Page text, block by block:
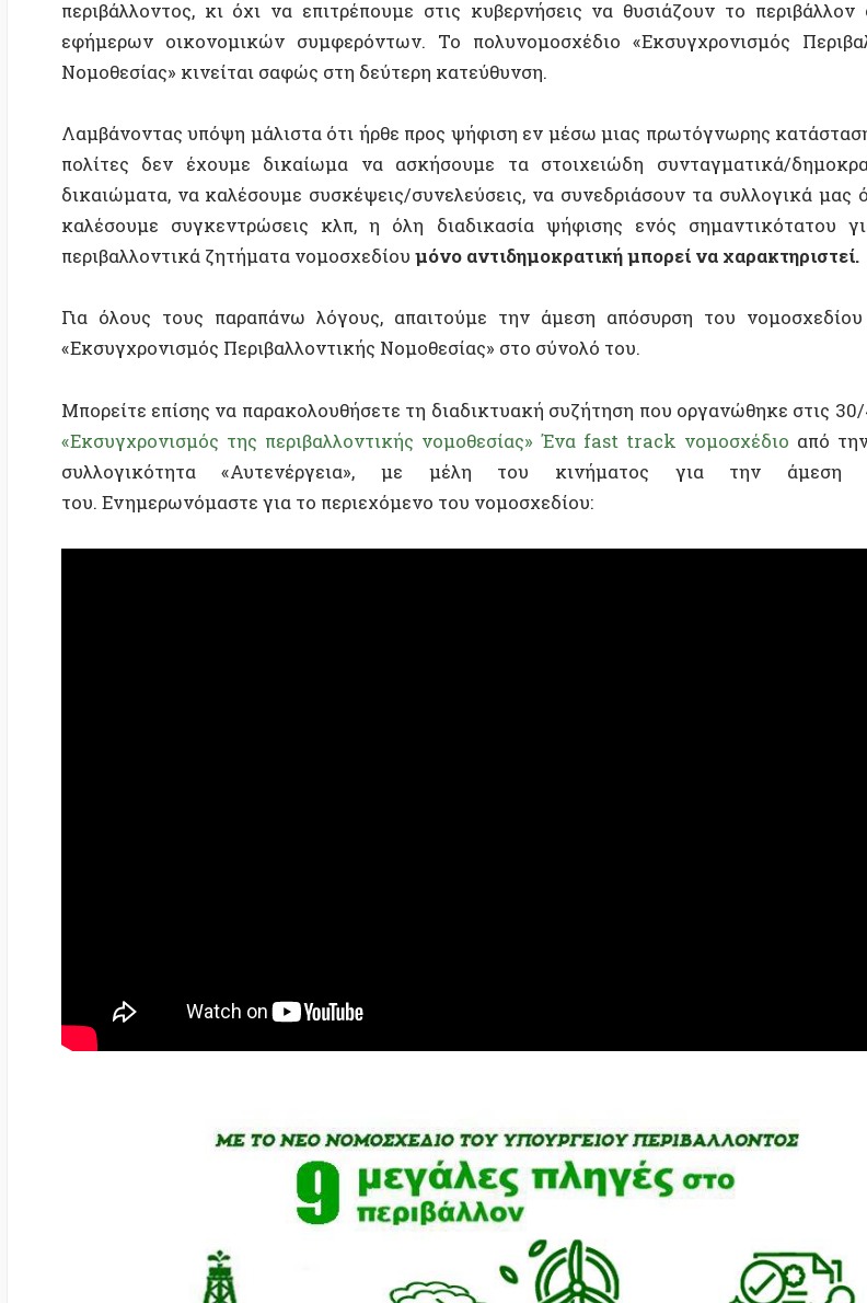
Για όλους τους παραπάνω λόγους, απαιτούμε την άμεση απόσυρση του νομοσχεδίου με τίτλο
«Εκσυγχρονισμός Περιβαλλοντικής Νομοθεσίας» στο σύνολό του.
Μπορείτε επίσης να παρακολουθήσετε τη διαδικτυακή συζήτηση που οργανώθηκε στις 30/4 με τίτλο
«Εκσυγχρονισμός της περιβαλλοντικής νομοθεσίας» Ένα fast track νομοσχέδιο
από την πολιτική
συλλογικότητα «Αυτενέργεια», με μέλη του κινήματος για την άμεση απόσυρσή
Ενημερωνόμαστε για το περιεχόμενο του νομοσχεδίου: